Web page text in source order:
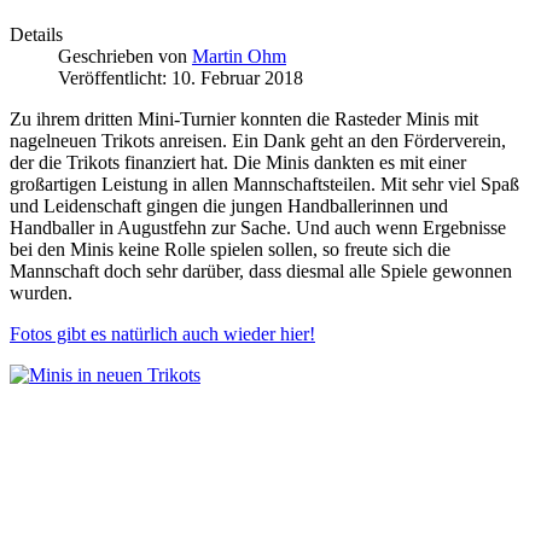
Details
Geschrieben von Martin Ohm
Veröffentlicht: 10. Februar 2018
Zu ihrem dritten Mini-Turnier konnten die Rasteder Minis mit
nagelneuen Trikots anreisen. Ein Dank geht an den Förderverein,
der die Trikots finanziert hat. Die Minis dankten es mit einer
großartigen Leistung in allen Mannschaftsteilen. Mit sehr viel Spaß
und Leidenschaft gingen die jungen Handballerinnen und
Handballer in Augustfehn zur Sache. Und auch wenn Ergebnisse
bei den Minis keine Rolle spielen sollen, so freute sich die
Mannschaft doch sehr darüber, dass diesmal alle Spiele gewonnen
wurden.
Fotos gibt es natürlich auch wieder hier!